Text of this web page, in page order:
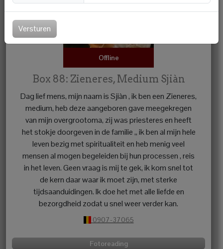
Offline
Box 88: Zieneres, Medium Sjiàn
Dag lief mens, mijn naam is Sjiàn , ik ben een Zieneres,
medium, heb deze aangeboren gave meegekregen
van mijn overgrootoma, zij was priesteres en heeft
het stokje doorgeven in de familie ,, ik ben al mijn hele
leven bezig met spiritualiteit en heb menig veel
mensen al mogen begeleiden bij hun processen , reis
in het leven. Geen vraag is mij te gek, ik kom snel tot
de kern daar waar ik moet zijn, met sterke
tijdsaanduidingen. Ik doe het met alle liefde en
bezorgdheid zodat u snel weer verder kan.
0907-37065
Fotoreading
Versturen